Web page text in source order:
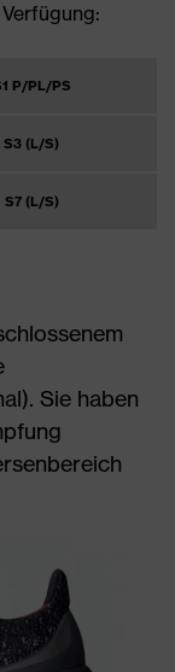
P/PL/PS
S3 (L/S)
S7 (L/S)
Sie haben